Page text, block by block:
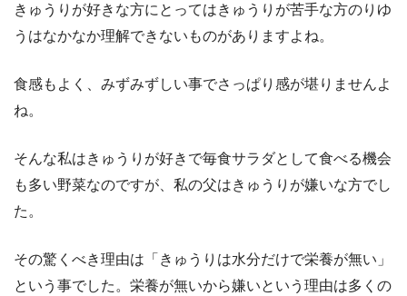
きゅうりが好きな方にとってはきゅうりが苦手な方のりゆ
うはなかなか理解できないものがありますよね。
食感もよく、みずみずしい事でさっぱり感が堪りませんよ
ね。
そんな私はきゅうりが好きで毎食サラダとして食べる機会
も多い野菜なのですが、私の父はきゅうりが嫌いな方でし
た。
その驚くべき理由は「きゅうりは水分だけで栄養が無い」
という事でした。栄養が無いから嫌いという理由は多くの